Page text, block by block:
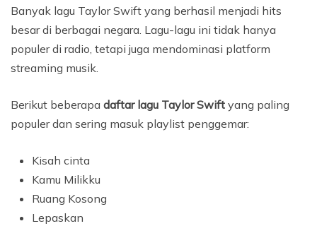
Banyak lagu Taylor Swift yang berhasil menjadi hits
besar di berbagai negara. Lagu-lagu ini tidak hanya
populer di radio, tetapi juga mendominasi platform
streaming musik.
Berikut beberapa daftar lagu Taylor Swift yang paling
populer dan sering masuk playlist penggemar:
Kisah cinta
Kamu Milikku
Ruang Kosong
Lepaskan